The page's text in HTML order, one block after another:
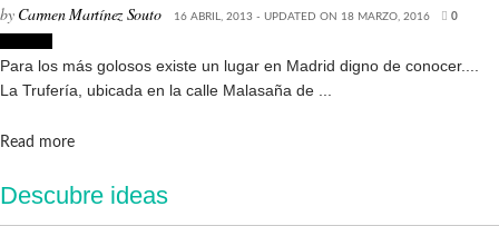
by Carmen Martínez Souto 16 ABRIL, 2013 - UPDATED ON 18 MARZO, 2016 0
Para los más golosos existe un lugar en Madrid digno de conocer....
La Trufería, ubicada en la calle Malasaña de ...
Read moreDetails
Descubre ideas